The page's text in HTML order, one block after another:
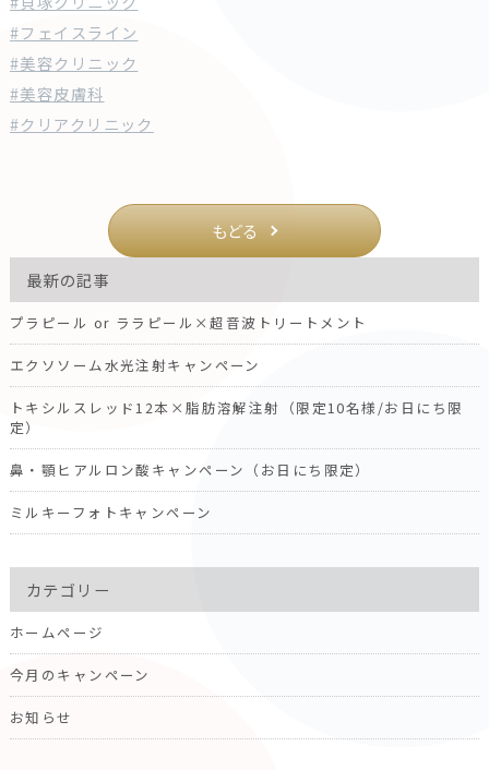
#フェイスライン
#美容クリニック
#美容皮膚科
#クリアクリニック
もどる
最新の記事
プラピール or ララピール×超音波トリートメント
エクソソーム水光注射キャンペーン
トキシルスレッド12本×脂肪溶解注射（限定10名様/お日にち限
定）
鼻・顎ヒアルロン酸キャンペーン（お日にち限定）
ミルキーフォトキャンペーン
カテゴリー
ホームページ
今月のキャンペーン
お知らせ